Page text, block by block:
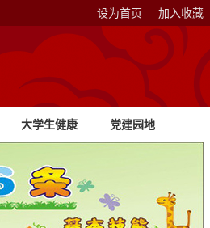
设为首页 加入收藏
大学生健康 党建园地